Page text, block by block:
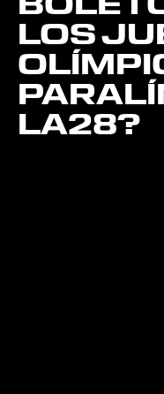
LOS
LA28?